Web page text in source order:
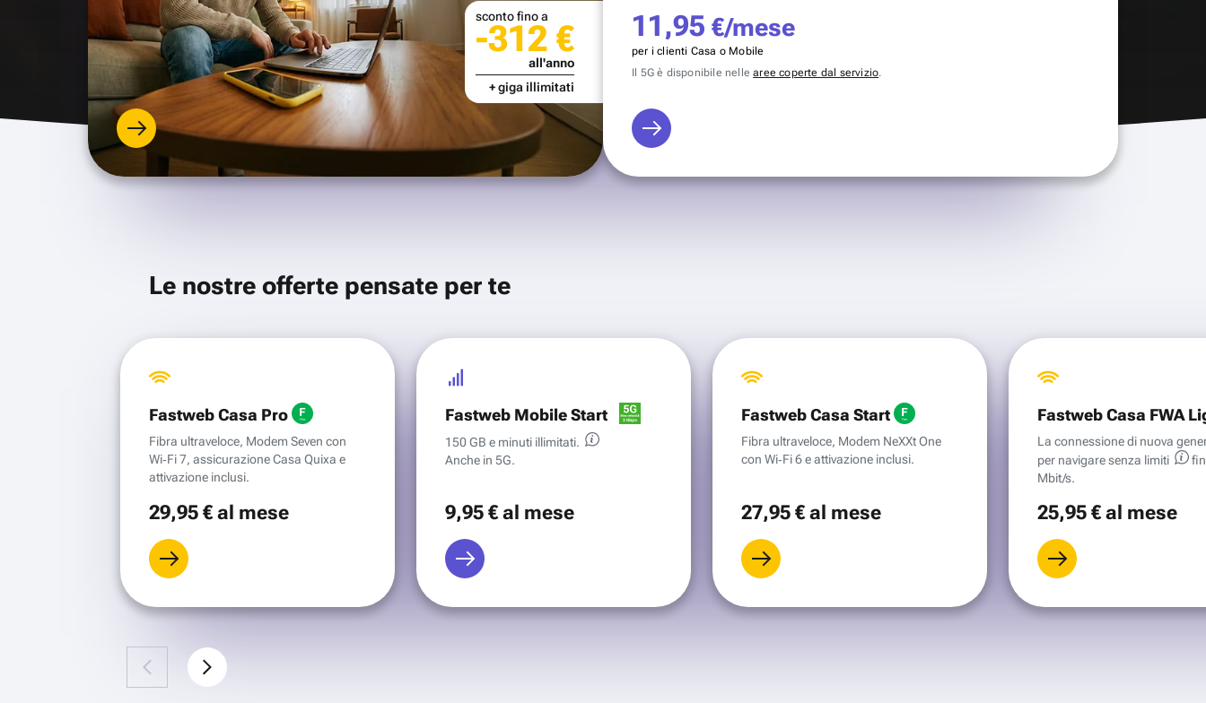
sconto fino a
-312 €
all'anno
+ giga illimitati
11,95 €/mese
per i clienti Casa o Mobile
Il 5G è disponibile nellearee coperte dal servizio.
Le nostre offerte pensate per te
Fastweb Casa Pro
Fibra ultraveloce, Modem Seven con
Wi‑Fi 7, assicurazione Casa Quixa e
attivazione inclusi.
29,95 €al mese
Fastweb Mobile Start
150 GB e minuti illimitati.
Anche in 5G.
9,95 €al mese
Fastweb Casa Start
Fibra ultraveloce, Modem NeXXt One
con Wi‑Fi 6 e attivazione inclusi.
27,95 €al mese
Fastweb Casa FWA
La connessione di nuova
per navigare senza limiti
Mbit/s.
25,95 €al mese